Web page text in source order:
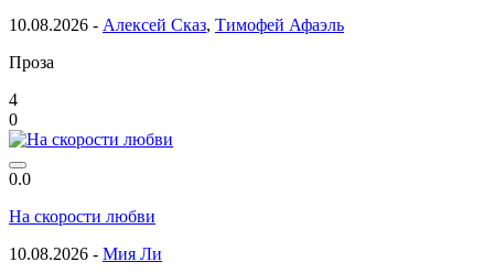
10.08.2026 - Алексей Сказ, Тимофей Афаэль
Проза
4
0
0.0
На скорости любви
10.08.2026 - Мия Ли